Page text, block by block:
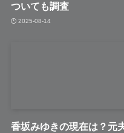
ついても調査
2025-08-14
香坂みゆきの現在は？元